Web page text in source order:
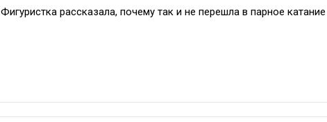
Фигуристка рассказала, почему так и не перешла в парное катание